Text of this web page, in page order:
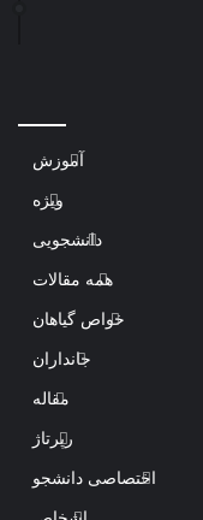
آموزش
ویژه
دانشجویی
همه مقالات
خواص گیاهان
جانداران
مقاله
رپرتاژ
اختصاصی دانشجو